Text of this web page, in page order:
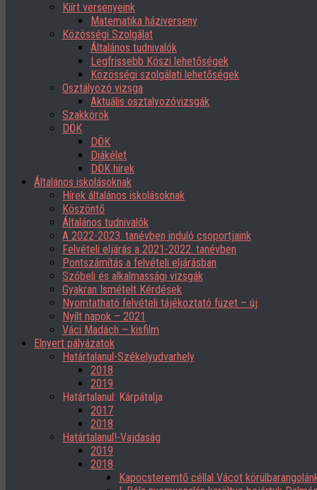
Kiírt versenyeink
Matematika háziverseny
Közösségi Szolgálat
Általános tudnivalók
Legfrissebb Köszi lehetőségek
Közösségi szolgálati lehetőségek
Osztályozó vizsga
Aktuális osztalyozóvizsgák
Szakkörök
DÖK
DÖK
Diákélet
DÖK hírek
Általános iskolásoknak
Hírek általános iskolásoknak
Köszöntő
Általános tudnivalók
A 2022-2023. tanévben induló csoportjaink
Felvételi eljárás a 2021-2022. tanévben
Pontszámítás a felvételi eljárásban
Szóbeli és alkalmassági vizsgák
Gyakran Ismételt Kérdések
Nyomtatható felvételi tájékoztató füzet – új
Nyílt napok – 2021
Váci Madách – kisfilm
Elnyert pályázatok
Határtalanul-Székelyudvarhely
2018
2019
Határtalanul: Kárpátalja
2017
2018
Határtalanul!-Vajdaság
2019
2018
Kapocsteremtő céllal Vácot